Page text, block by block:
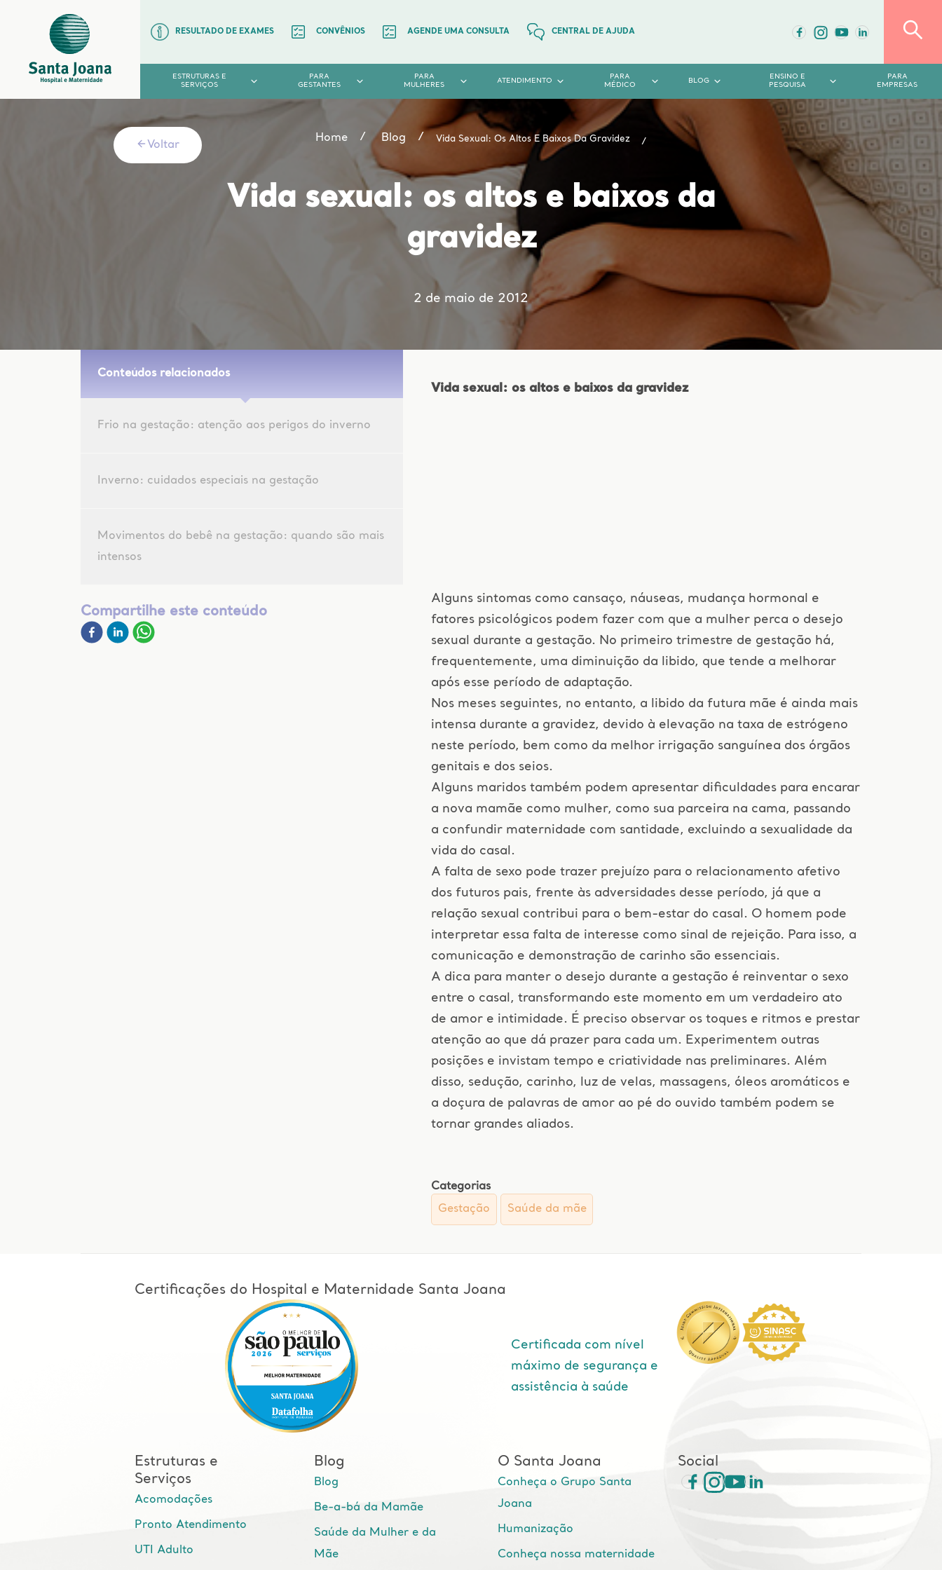
RESULTADO DE EXAMES CONVÊNIOS AGENDE UMA CONSULTA CENTRAL DE AJUDA
ESTRUTURAS E
SERVIÇOS
PARA
GESTANTES
PARA
MULHERES
ATENDIMENTO
PARA
MÉDICO
BLOG
ENSINO E
PESQUISA
PARA
EMPRESAS
Voltar
Home Blog Vida Sexual: Os Altos E Baixos Da Gravidez
Vida sexual: os altos e baixos da
gravidez
2 de maio de 2012
Conteúdos relacionados
Frio na gestação: atenção aos perigos do inverno
Inverno: cuidados especiais na gestação
Movimentos do bebê na gestação: quando são mais
intensos
Compartilhe este conteúdo
Vida sexual: os altos e baixos da gravidez
Alguns sintomas como cansaço, náuseas, mudança hormonal e
fatores psicológicos podem fazer com que a mulher perca o desejo
sexual durante a gestação. No primeiro trimestre de gestação há,
frequentemente, uma diminuição da libido, que tende a melhorar
após esse período de adaptação.
Nos meses seguintes, no entanto, a libido da futura mãe é ainda mais
intensa durante a gravidez, devido à elevação na taxa de estrógeno
neste período, bem como da melhor irrigação sanguínea dos órgãos
genitais e dos seios.
Alguns maridos também podem apresentar dificuldades para encarar
a nova mamãe como mulher, como sua parceira na cama, passando
a confundir maternidade com santidade, excluindo a sexualidade da
vida do casal.
A falta de sexo pode trazer prejuízo para o relacionamento afetivo
dos futuros pais, frente às adversidades desse período, já que a
relação sexual contribui para o bem-estar do casal. O homem pode
interpretar essa falta de interesse como sinal de rejeição. Para isso, a
comunicação e demonstração de carinho são essenciais.
A dica para manter o desejo durante a gestação é reinventar o sexo
entre o casal, transformando este momento em um verdadeiro ato
de amor e intimidade. É preciso observar os toques e ritmos e prestar
atenção ao que dá prazer para cada um. Experimentem outras
posições e invistam tempo e criatividade nas preliminares. Além
disso, sedução, carinho, luz de velas, massagens, óleos aromáticos e
a doçura de palavras de amor ao pé do ouvido também podem se
tornar grandes aliados.
Categorias
Gestação
Saúde da mãe
Certificações do Hospital e Maternidade Santa Joana
Certificada com nível
máximo de segurança e
assistência à saúde
Estruturas e
Serviços
Acomodações
Pronto Atendimento
UTI Adulto
Blog
Blog
Be-a-bá da Mamãe
Saúde da Mulher e da
Mãe
O Santa Joana
Conheça o Grupo Santa
Joana
Humanização
Conheça nossa maternidade
Social